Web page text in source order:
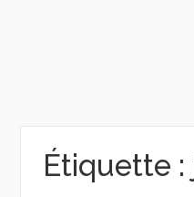
Étiquette :